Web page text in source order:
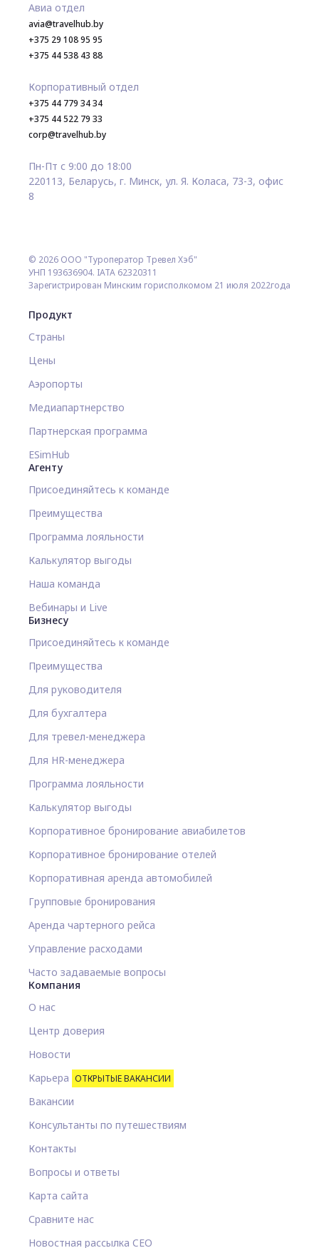
Авиа отдел
avia@travelhub.by
+375 29 108 95 95
+375 44 538 43 88
Корпоративный отдел
+375 44 779 34 34
+375 44 522 79 33
corp@travelhub.by
Пн-Пт с 9:00 до 18:00
220113, Беларусь, г. Минск, ул. Я. Коласа, 73-3, офис
8
© 2026 ООО "Туроператор Тревел Хэб"
УНП 193636904. IATA 62320311
Зарегистрирован Минским горисполкомом 21 июля 2022года
Продукт
Страны
Цены
Аэропорты
Медиапартнерство
Партнерская программа
ESimHub
Агенту
Присоединяйтесь к команде
Преимущества
Программа лояльности
Калькулятор выгоды
Наша команда
Вебинары и Live
Бизнесу
Присоединяйтесь к команде
Преимущества
Для руководителя
Для бухгалтера
Для тревел-менеджера
Для HR-менеджера
Программа лояльности
Калькулятор выгоды
Корпоративное бронирование авиабилетов
Корпоративное бронирование отелей
Корпоративная аренда автомобилей
Групповые бронирования
Аренда чартерного рейса
Управление расходами
Часто задаваемые вопросы
Компания
О нас
Центр доверия
Новости
Карьера ОТКРЫТЫЕ ВАКАНСИИ
Вакансии
Консультанты по путешествиям
Контакты
Вопросы и ответы
Карта сайта
Сравните нас
Новостная рассылка CEO